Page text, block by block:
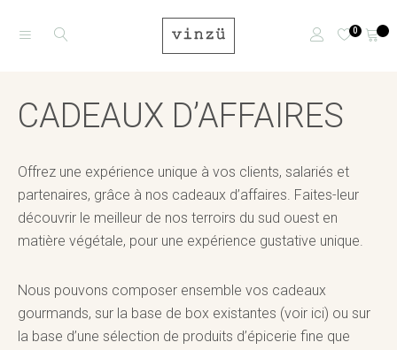
0
CADEAUX D’AFFAIRES
Offrez une expérience unique à vos clients, salariés et
partenaires, grâce à nos cadeaux d’affaires. Faites-leur
découvrir le meilleur de nos terroirs du sud ouest en
matière végétale, pour une expérience gustative unique.
Nous pouvons composer ensemble vos cadeaux
gourmands, sur la base de box existantes (voir ici) ou sur
la base d’une sélection de produits d’épicerie fine que